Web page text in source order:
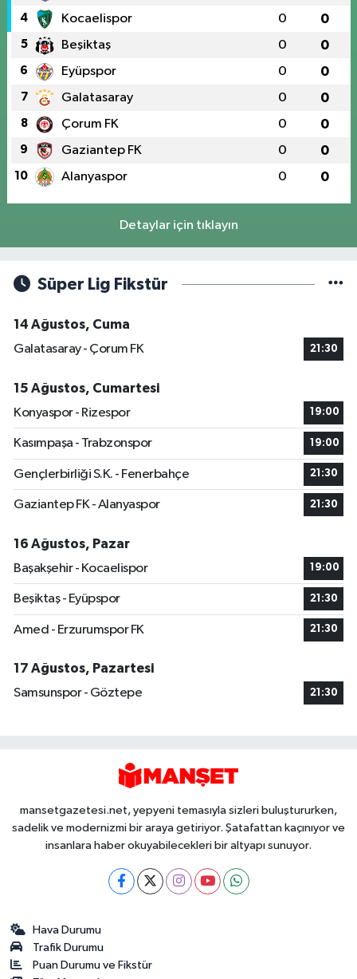
4 Kocaelispor 0 0
5 Beşiktaş 0 0
6 Eyüpspor 0 0
7 Galatasaray 0 0
8 Çorum FK 0 0
9 Gaziantep FK 0 0
10 Alanyaspor 0 0
Detaylar için tıklayın
Süper Lig Fikstür
14 Ağustos, Cuma
Galatasaray - Çorum FK
21:30
15 Ağustos, Cumartesi
Konyaspor - Rizespor
19:00
Kasımpaşa - Trabzonspor 19:00
Gençlerbirliği S.K. - Fenerbahçe 21:30
Gaziantep FK - Alanyaspor 21:30
16 Ağustos, Pazar
Başakşehir - Kocaelispor
19:00
Beşiktaş - Eyüpspor 21:30
Amed - Erzurumspor FK 21:30
17 Ağustos, Pazartesi
Samsunspor - Göztepe
21:30
mansetgazetesi.net, yepyeni temasıyla sizleri buluştururken,
sadelik ve modernizmi bir araya getiriyor. Şatafattan kaçınıyor ve
insanlara haber okuyabilecekleri bir altyapı sunuyor.
Hava Durumu
Trafik Durumu
Puan Durumu ve Fikstür